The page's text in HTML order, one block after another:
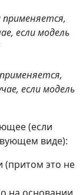
применяется,
если модель
если модель
(если
виде):
это не